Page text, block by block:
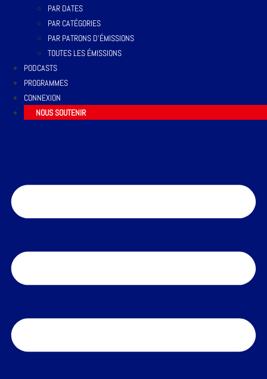
PAR DATES
PAR CATÉGORIES
PAR PATRONS D’ÉMISSIONS
TOUTES LES ÉMISSIONS
PODCASTS
PROGRAMMES
CONNEXION
NOUS SOUTENIR